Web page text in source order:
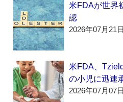
米FDAが世界
認
2026年07月21
米FDA、
の小児に迅速
2026年07月07